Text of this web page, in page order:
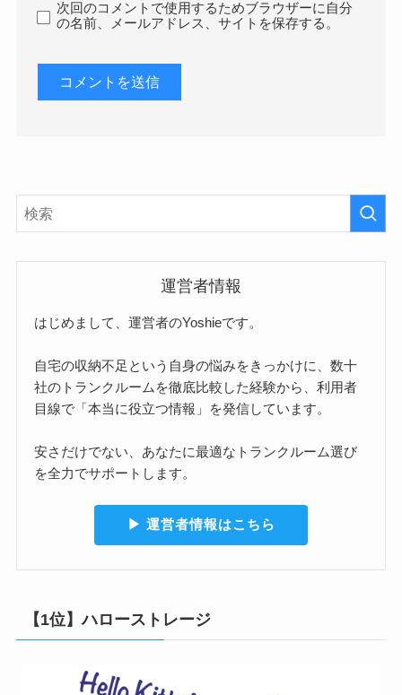
次回のコメントで使用するためブラウザーに自分
の名前、メールアドレス、サイトを保存する。
運営者情報
はじめまして、運営者のYoshieです。
自宅の収納不足という自身の悩みをきっかけに、数十
社のトランクルームを徹底比較した経験から、利用者
目線で「本当に役立つ情報」を発信しています。
安さだけでない、あなたに最適なトランクルーム選び
を全力でサポートします。
▶︎ 運営者情報はこちら
【1位】ハローストレージ